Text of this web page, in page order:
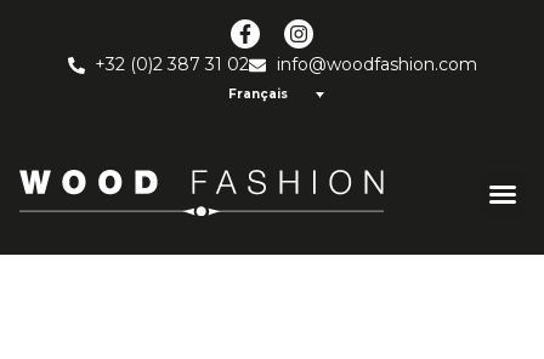
+32 (0)2 387 31 02 info@woodfashion.com
Français